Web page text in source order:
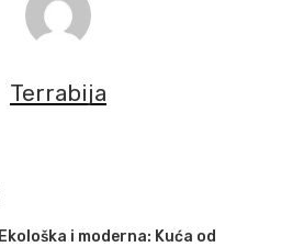
Terrabija
Ekološka i moderna: Kuća od